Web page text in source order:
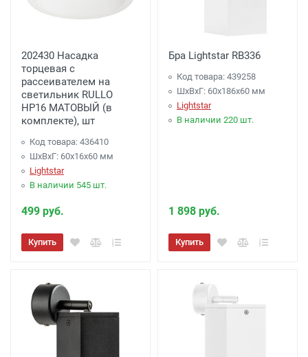
202430 Насадка
торцевая с
рассеивателем на
светильник RULLO
HP16 МАТОВЫЙ (в
комплекте), шт
Код товара: 436410
ШхВхГ: 60x16x60 мм
Lightstar
В наличии 545 шт.
499 руб.
Купить
Бра Lightstar RB336
Код товара: 439258
ШхВхГ: 60x186x60 мм
Lightstar
В наличии 220 шт.
1 898 руб.
Купить